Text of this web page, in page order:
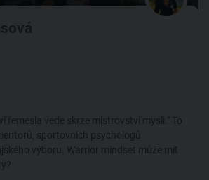
řemesla vede skrze mistrovství mysli." To
sportovních psychologů
výboru. Warrior mindset může mít